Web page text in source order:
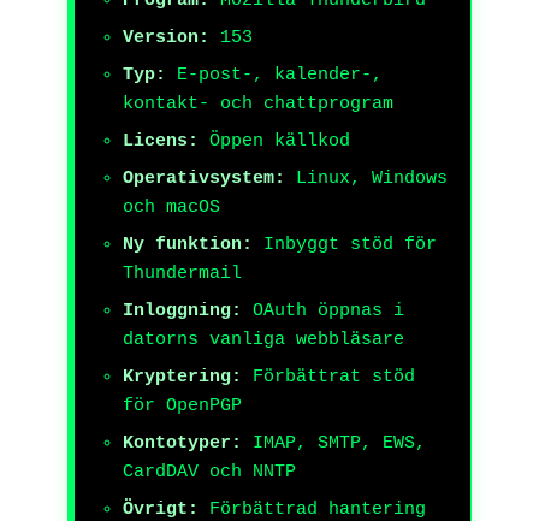
Version:
153
Typ:
E-post-, kalender-,
kontakt- och chattprogram
Licens:
Öppen källkod
Operativsystem:
Linux, Windows
och macOS
Ny funktion:
Inbyggt stöd för
Thundermail
Inloggning:
OAuth öppnas i
datorns vanliga webbläsare
Kryptering:
Förbättrat stöd
för OpenPGP
Kontotyper:
IMAP, SMTP, EWS,
CardDAV och NNTP
Övrigt:
Förbättrad hantering